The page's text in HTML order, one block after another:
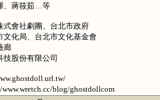
蔣筱茹…等
式會社劇團、台北市政府
文化局、台北市文化基金會
廊
技股份有限公司
blog/ghostdollcom